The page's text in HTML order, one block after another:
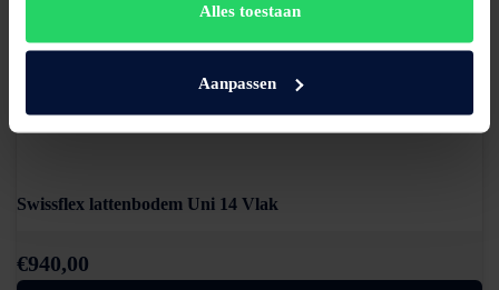
Alles toestaan
Aanpassen
Swissflex lattenbodem Uni 14 Vlak
€940,00